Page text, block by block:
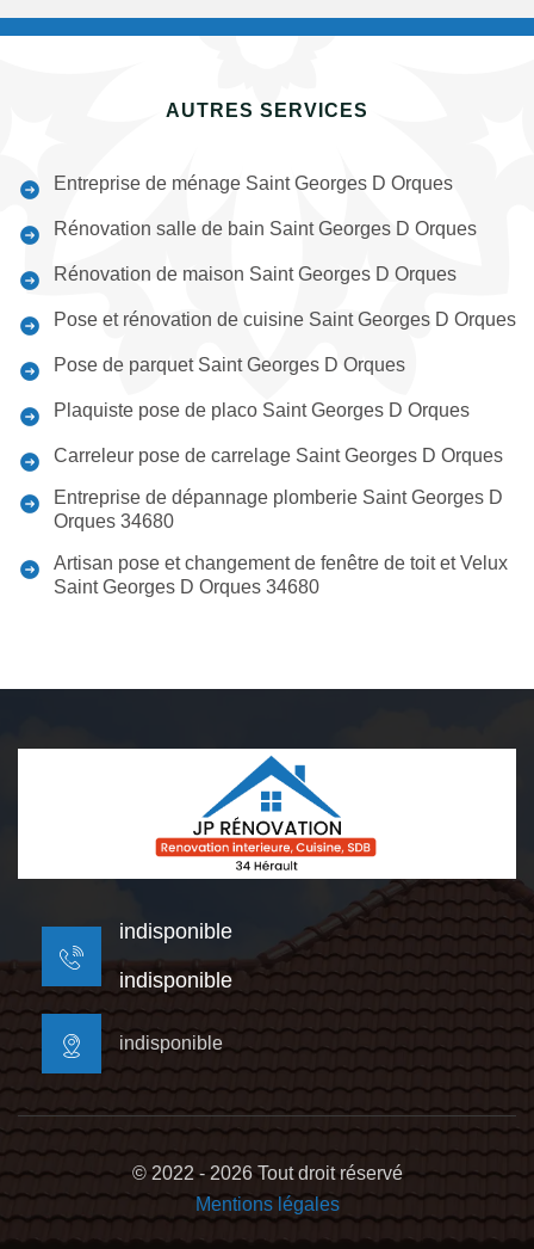
AUTRES SERVICES
Entreprise de ménage Saint Georges D Orques
Rénovation salle de bain Saint Georges D Orques
Rénovation de maison Saint Georges D Orques
Pose et rénovation de cuisine Saint Georges D Orques
Pose de parquet Saint Georges D Orques
Plaquiste pose de placo Saint Georges D Orques
Carreleur pose de carrelage Saint Georges D Orques
Entreprise de dépannage plomberie Saint Georges D
Orques 34680
Artisan pose et changement de fenêtre de toit et Velux
Saint Georges D Orques 34680
indisponible
indisponible
indisponible
© 2022 - 2026 Tout droit réservé
Mentions légales